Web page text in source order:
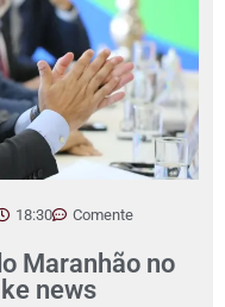
18:30 Comente
Maranhão no
news